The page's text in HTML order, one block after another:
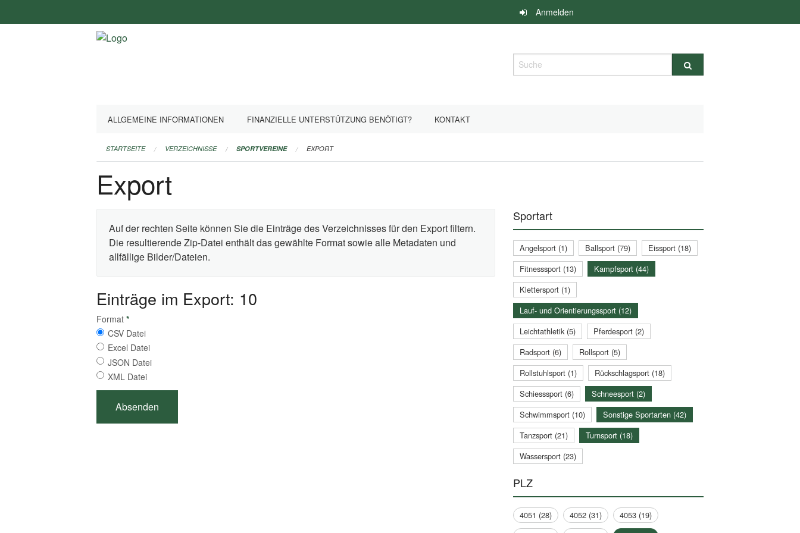
überspringen
Anmelden
Suche
ALLGEMEINE INFORMATIONEN FINANZIELLE UNTERSTÜTZUNG BENÖTIGT? KONTAKT
STARTSEITE VERZEICHNISSE SPORTVEREINE EXPORT
Export
Auf der rechten Seite können Sie die Einträge des Verzeichnisses für den Export filtern.
Die resultierende Zip-Datei enthält das gewählte Format sowie alle Metadaten und
allfällige Bilder/Dateien.
Einträge im Export: 10
Format *
CSV Datei
Excel Datei
JSON Datei
XML Datei
Sportart
Angelsport (1) Ballsport (79)
Eissport (18)
Fitnesssport (13)
Kampfsport (44)
Klettersport (1)
Lauf- und Orientierungssport (12)
Leichtathletik (5)
Pferdesport (2)
Radsport (6)
Rollsport (5)
Rollstuhlsport (1)
Rückschlagsport (18)
Schiesssport (6)
Schneesport (2)
Schwimmsport (10)
Sonstige Sportarten (42)
Tanzsport (21)
Turnsport (18)
Wassersport (23)
PLZ
4051 (28) 4052 (31)
4053 (19)